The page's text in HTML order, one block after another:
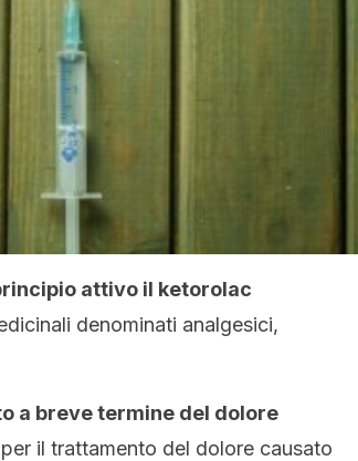
attivo il ketorolac
denominati analgesici,
a breve termine del dolore
il trattamento del dolore causato